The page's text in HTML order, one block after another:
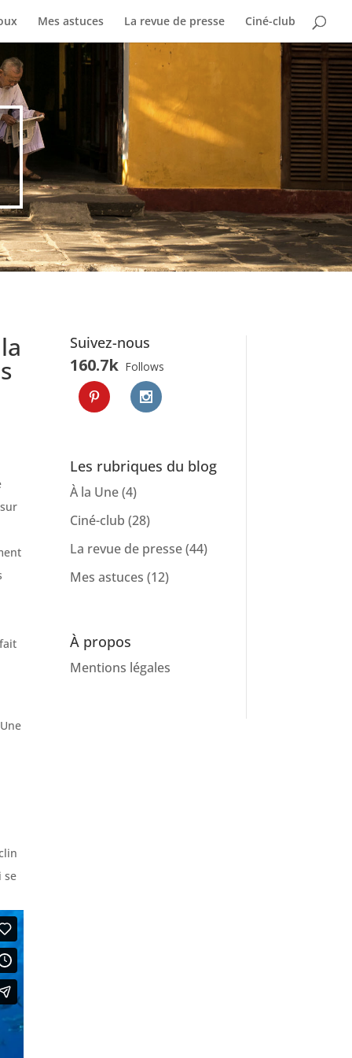
Mes astuces La revue de presse Ciné-club
Une
se
Suivez-nous
160.7k Follows
Les rubriques du blog
À la Une(4)
Ciné-club (28)
La revue de presse(44)
Mes astuces (12)
À propos
Mentions légales